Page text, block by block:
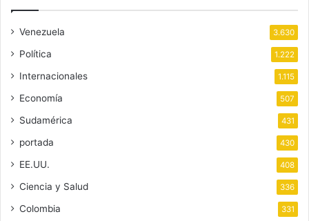
Venezuela 3.630
Política 1.222
Internacionales 1.115
Economía 507
Sudamérica 431
portada 430
EE.UU. 408
Ciencia y Salud 336
Colombia 331